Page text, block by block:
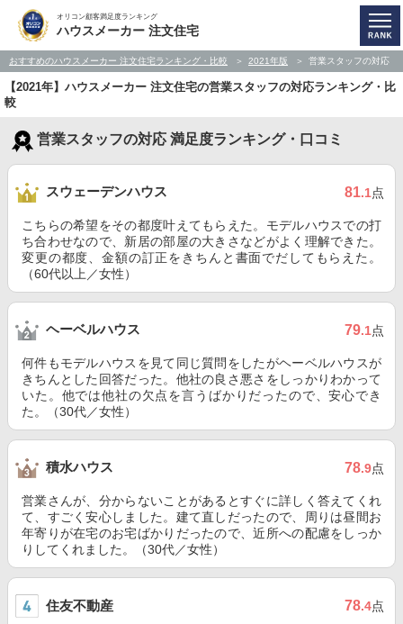
オリコン顧客満足度ランキング
ハウスメーカー 注文住宅
おすすめのハウスメーカー 注文住宅ランキング・比較 2021年版 営業スタッフの対応
【2021年】ハウスメーカー 注文住宅の営業スタッフの対応ランキング・比
較
営業スタッフの対応 満足度ランキング・口コミ
スウェーデンハウス 81.1点
こちらの希望をその都度叶えてもらえた。モデルハウスでの打
ち合わせなので、新居の部屋の大きさなどがよく理解できた。
変更の都度、金額の訂正をきちんと書面でだしてもらえた。
（60代以上／女性）
ヘーベルハウス 79.1点
何件もモデルハウスを見て同じ質問をしたがヘーベルハウスが
きちんとした回答だった。他社の良さ悪さをしっかりわかって
いた。他では他社の欠点を言うばかりだったので、安心でき
た。（30代／女性）
積水ハウス 78.9点
営業さんが、分からないことがあるとすぐに詳しく答えてくれ
て、すごく安心しました。建て直しだったので、周りは昼間お
年寄りが在宅のお宅ばかりだったので、近所への配慮をしっか
りしてくれました。（30代／女性）
住友不動産 78.4点